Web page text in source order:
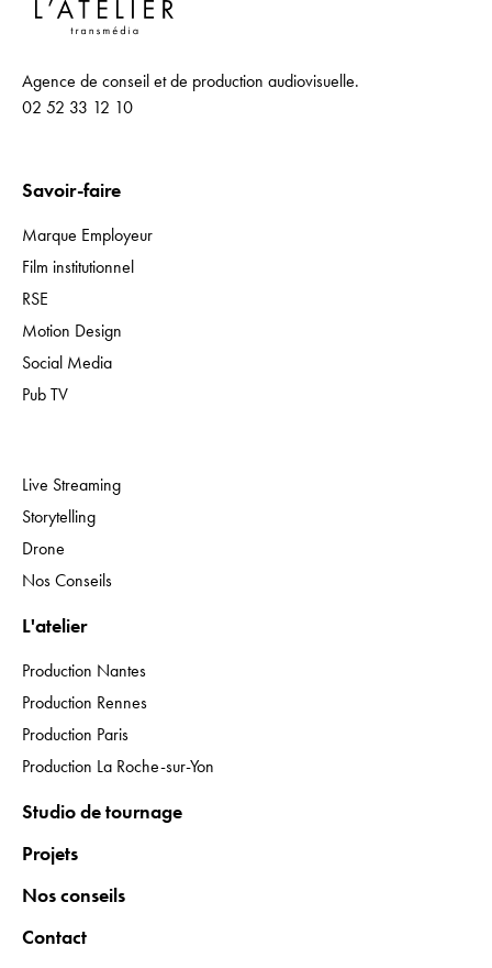
Agence de conseil et de production audiovisuelle.
02 52 33 12 10
Savoir-faire
Marque Employeur
Film institutionnel
RSE
Motion Design
Social Media
Pub TV
Live Streaming
Storytelling
Drone
Nos Conseils
L'atelier
Production Nantes
Production Rennes
Production Paris
Production La Roche-sur-Yon
Studio de tournage
Projets
Nos conseils
Contact